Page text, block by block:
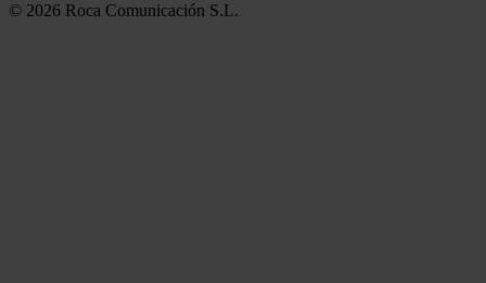
© 2026 Roca Comunicación S.L.